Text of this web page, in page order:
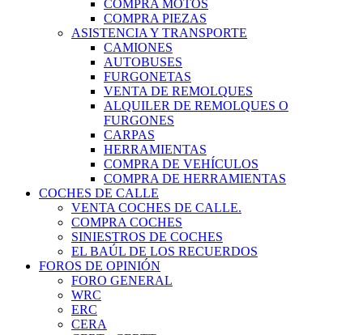
COMPRA MOTOS
COMPRA PIEZAS
ASISTENCIA Y TRANSPORTE
CAMIONES
AUTOBUSES
FURGONETAS
VENTA DE REMOLQUES
ALQUILER DE REMOLQUES O
FURGONES
CARPAS
HERRAMIENTAS
COMPRA DE VEHÍCULOS
COMPRA DE HERRAMIENTAS
COCHES DE CALLE
VENTA COCHES DE CALLE.
COMPRA COCHES
SINIESTROS DE COCHES
EL BAÚL DE LOS RECUERDOS
FOROS DE OPINIÓN
FORO GENERAL
WRC
ERC
CERA